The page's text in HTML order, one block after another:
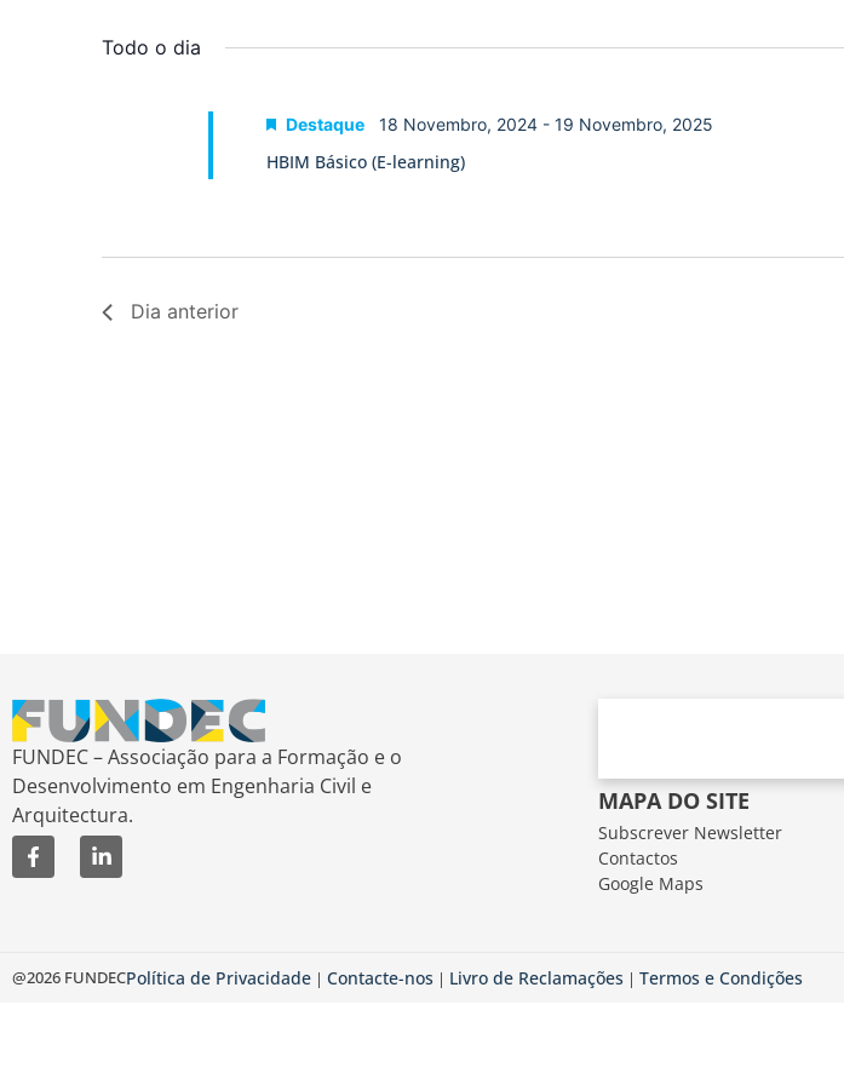
visualização
Eventos
data.
Todo o dia
HBIM Básico (E-learning)
Destaque 18 Novembro, 2024- 19 Novembro, 2025
Dia anterior
FUNDEC – Associação para a Formação e o
Desenvolvimento em Engenharia Civil e
Arquitectura.
MAPA DO SITE
Subscrever Newsletter
Contactos
Google Maps
@2026 FUNDECPolítica de Privacidade | Contacte-nos | Livro de Reclamações | Termos e Condições